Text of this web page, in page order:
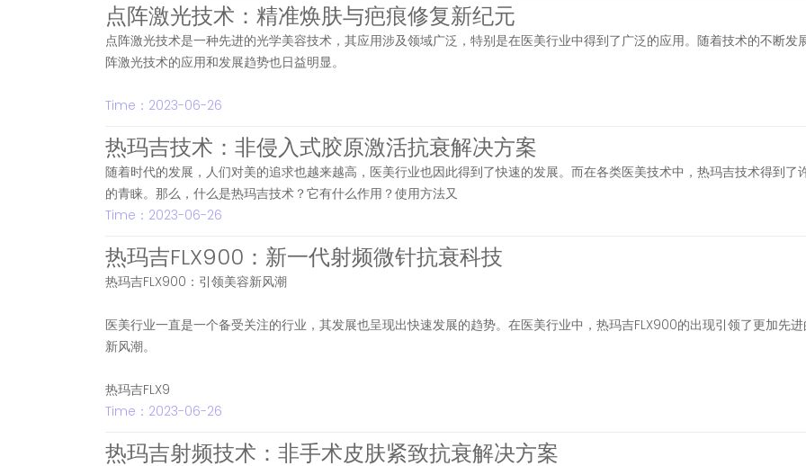
点阵激光技术：精准焕肤与疤痕修复新纪元
点阵激光技术是一种先进的光学美容技术，其应用涉及领域广泛，特别是在医美行业中得到了广泛的应用。随着技术的不断发
阵激光技术的应用和发展趋势也日益明显。
Time：2023-06-26
热玛吉技术：非侵入式胶原激活抗衰解决方案
随着时代的发展，人们对美的追求也越来越高，医美行业也因此得到了快速的发展。而在各类医美技术中，热玛吉技术得到了
的青睐。那么，什么是热玛吉技术？它有什么作用？使用方法又
Time：2023-06-26
热玛吉FLX900：新一代射频微针抗衰科技
热玛吉FLX900：引领美容新风潮
医美行业一直是一个备受关注的行业，其发展也呈现出快速发展的趋势。在医美行业中，热玛吉FLX900的出现引领了更加先
新风潮。
热玛吉FLX9
Time：2023-06-26
热玛吉射频技术：非手术皮肤紧致抗衰解决方案